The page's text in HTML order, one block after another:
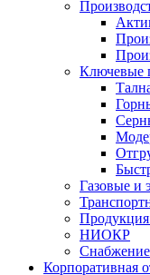
Ключевые
Газовые и
Продукция
НИОКР
Снабжение
Корпоративная